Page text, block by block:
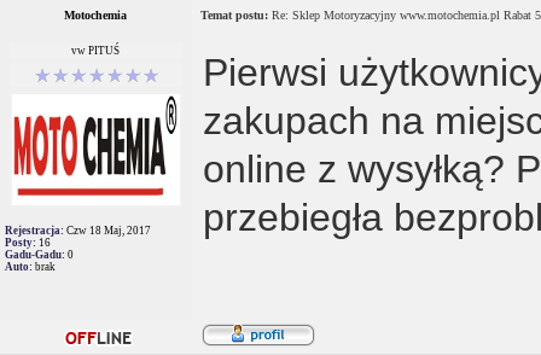
Motochemia Temat postu: Re: Sklep Motoryzacyjny www.motochemia.pl Rabat
vw PITUŚ
Rejestracja: Czw 18 Maj, 2017
Posty: 16
Gadu-Gadu: 0
Auto: brak
Pierwsi
zakupach na
online z wysyłką?
przebiegła